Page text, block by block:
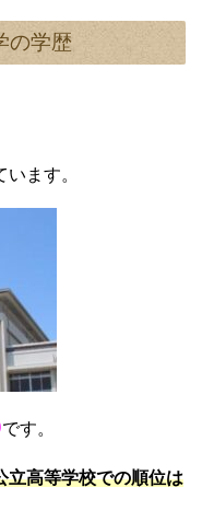
の学歴
ます。
です。
立高等学校での順位は